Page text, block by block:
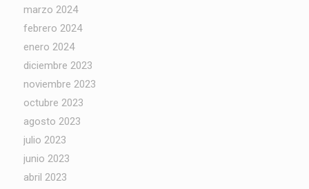
marzo 2024
febrero 2024
enero 2024
diciembre 2023
noviembre 2023
octubre 2023
agosto 2023
julio 2023
junio 2023
abril 2023